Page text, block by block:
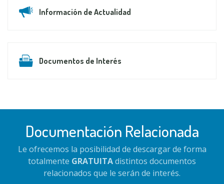
Información de Actualidad
Documentos de Interés
Documentación Relacionada
Le ofrecemos la posibilidad de descargar de forma
totalmente GRATUITAdistintos documentos
relacionados que le serán de interés.